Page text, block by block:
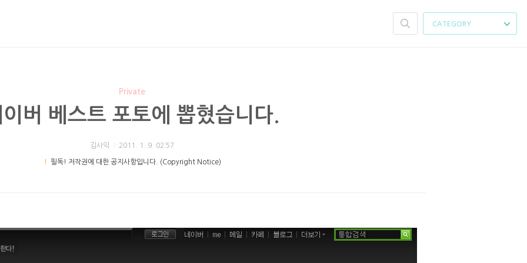
CATEGORY
Private
버 베스트 포토에 뽑혔습니다.
김사익 2011. 1. 9. 02:57
！ 필독! 저작권에 대한 공지사항입니다. (Copyright Notice)